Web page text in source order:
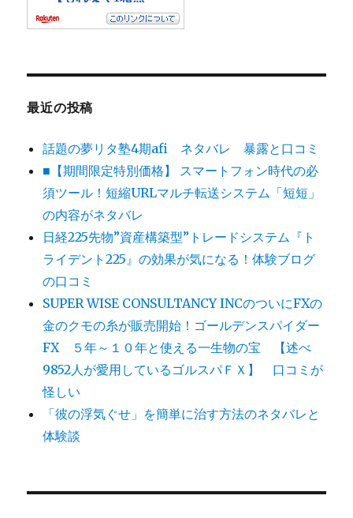
最近の投稿
話題の夢リタ塾4期afi ネタバレ 暴露と口コミ
■【期間限定特別価格】 スマートフォン時代の必
須ツール！短縮URLマルチ転送システム「短短」
の内容がネタバレ
日経225先物”資産構築型”トレードシステム『ト
ライデント225』の効果が気になる！体験ブログ
の口コミ
SUPER WISE CONSULTANCY INCのついにFXの
金のクモの糸が販売開始！ゴールデンスパイダー
FX ５年～１０年と使える一生物の宝 【述べ
9852人が愛用しているゴルスパＦＸ】 口コミが
怪しい
「彼の浮気ぐせ」を簡単に治す方法のネタバレと
体験談